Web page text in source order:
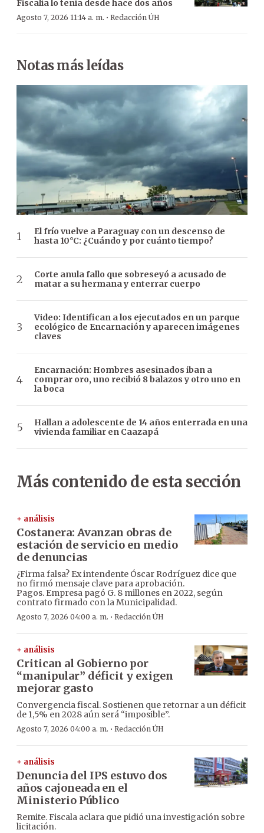
Fiscalía lo tenía desde hace dos años
Agosto 7, 2026 11:14 a. m. · Redacción ÚH
Notas más leídas
El frío vuelve a Paraguay con un descenso de
hasta 10°C: ¿Cuándo y por cuánto tiempo?
Corte anula fallo que sobreseyó a acusado de
matar a su hermana y enterrar cuerpo
Video: Identifican a los ejecutados en un parque
ecológico de Encarnación y aparecen imágenes
claves
Encarnación: Hombres asesinados iban a
comprar oro, uno recibió 8 balazos y otro uno en
la boca
Hallan a adolescente de 14 años enterrada en una
vivienda familiar en Caazapá
Más contenido de esta sección
+ análisis
Costanera: Avanzan obras de
estación de servicio en medio
de denuncias
¿Firma falsa? Ex intendente Óscar Rodríguez dice que
no firmó mensaje clave para aprobación.
Pagos. Empresa pagó G. 8 millones en 2022, según
contrato firmado con la Municipalidad.
Agosto 7, 2026 04:00 a. m. · Redacción ÚH
+ análisis
Critican al Gobierno por
“manipular” déficit y exigen
mejorar gasto
Convergencia fiscal. Sostienen que retornar a un déficit
de 1,5% en 2028 aún será “imposible”.
Agosto 7, 2026 04:00 a. m. · Redacción ÚH
+ análisis
Denuncia del IPS estuvo dos
años cajoneada en el
Ministerio Público
Remite. Fiscala aclara que pidió una investigación sobre
licitación.